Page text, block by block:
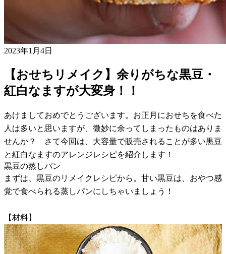
2023年1月4日
【おせちリメイク】余りがちな黒豆・
紅白なますが大変身！！
あけましておめでとうございます。お正月におせちを食べた
人は多いと思いますが、微妙に余ってしまったものはありま
せんか？ さて今回は、大容量で販売されることが多い黒豆
と紅白なますのアレンジレシピを紹介します！
黒豆の蒸しパン
まずは、黒豆のリメイクレシピから。甘い黒豆は、おやつ感
覚で食べられる蒸しパンにしちゃいましょう！
【材料】